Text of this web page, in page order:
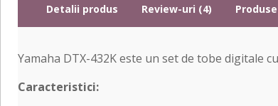
Detalii produs Review-uri (4)
Yamaha DTX-432K este un setde tobe digitale
Caracteristici: